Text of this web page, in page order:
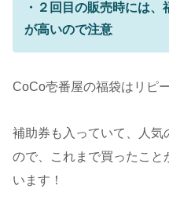
・２回目の販売時には
が高いので注意
CoCo壱番屋の福袋はリピ
補助券も入っていて、人気
ので、これまで買ったこと
います！